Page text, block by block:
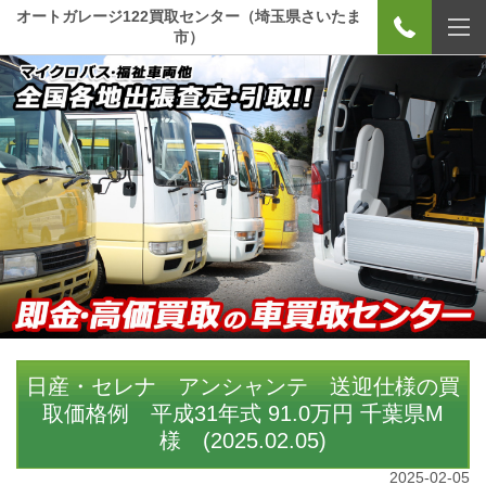
オートガレージ122買取センター（埼玉県さいたま
市）
日産・セレナ アンシャンテ 送迎仕様の買
取価格例 平成31年式 91.0万円 千葉県M
様 (2025.02.05)
2025-02-05